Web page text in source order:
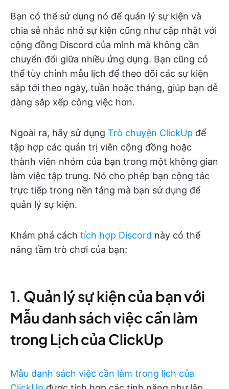
Bạn có thể sử dụng nó để quản lý sự kiện và
chia sẻ nhắc nhở sự kiện cũng như cập nhật với
cộng đồng Discord của mình mà không cần
chuyển đổi giữa nhiều ứng dụng. Bạn cũng có
thể tùy chỉnh mẫu lịch để theo dõi các sự kiện
sắp tới theo ngày, tuần hoặc tháng, giúp bạn dễ
dàng sắp xếp công việc hơn.
Ngoài ra, hãy sử dụng Trò chuyện ClickUp để
tập hợp các quản trị viên cộng đồng hoặc
thành viên nhóm của bạn trong một không gian
làm việc tập trung. Nó cho phép bạn cộng tác
trực tiếp trong nền tảng mà bạn sử dụng để
quản lý sự kiện.
Khám phá cách tích hợp Discord này có thể
nâng tầm trò chơi của bạn:
1. Quản lý sự kiện của bạn với
Mẫu danh sách việc cần làm
trong Lịch của ClickUp
Mẫu danh sách việc cần làm trong lịch của